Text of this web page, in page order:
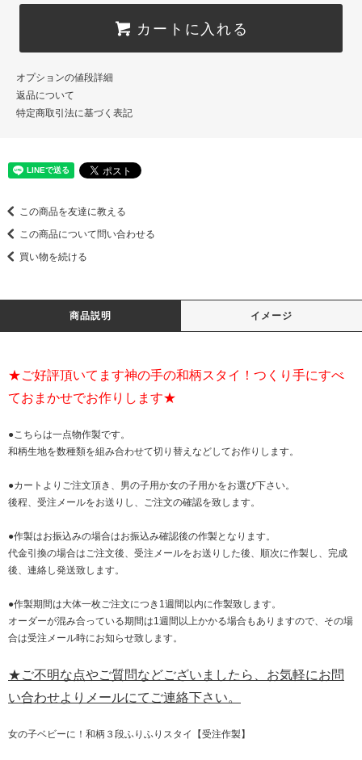
カートに入れる
オプションの値段詳細
返品について
特定商取引法に基づく表記
この商品を友達に教える
この商品について問い合わせる
買い物を続ける
商品説明 イメージ
★ご好評頂いてます神の手の和柄スタイ！つくり手にすべ
ておまかせでお作りします★
●こちらは一点物作製です。
和柄生地を数種類を組み合わせて切り替えなどしてお作りします。
●カートよりご注文頂き、男の子用か女の子用かをお選び下さい。
後程、受注メールをお送りし、ご注文の確認を致します。
●作製はお振込みの場合はお振込み確認後の作製となります。
代金引換の場合はご注文後、受注メールをお送りした後、順次に作製し、完成
後、連絡し発送致します。
●作製期間は大体一枚ご注文につき1週間以内に作製致します。
オーダーが混み合っている期間は1週間以上かかる場合もありますので、その場
合は受注メール時にお知らせ致します。
★ご不明な点やご質問などございましたら、お気軽にお問
い合わせよりメールにてご連絡下さい。
女の子ベビーに！和柄３段ふりふりスタイ【受注作製】